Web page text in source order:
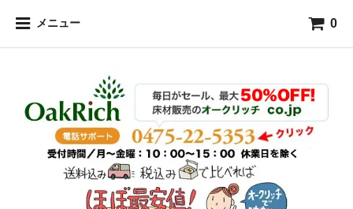
メニュー 0